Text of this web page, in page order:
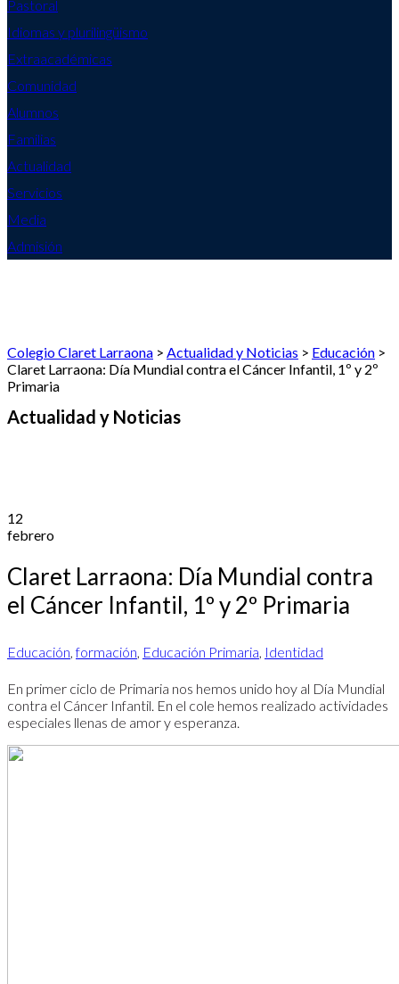
Pastoral
Idiomas y plurilingüismo
Extraacadémicas
Comunidad
Alumnos
Familias
Actualidad
Servicios
Media
Admisión
Colegio Claret Larraona > Actualidad y Noticias > Educación >
Claret Larraona: Día Mundial contra el Cáncer Infantil, 1º y 2º
Primaria
Actualidad y Noticias
12
febrero
Claret Larraona: Día Mundial contra
el Cáncer Infantil, 1º y 2º Primaria
Educación,formación, Educación Primaria, Identidad
En primer ciclo de Primaria nos hemos unido hoy al Día Mundial
contra el Cáncer Infantil. En el cole hemos realizado actividades
especiales llenas de amor y esperanza.